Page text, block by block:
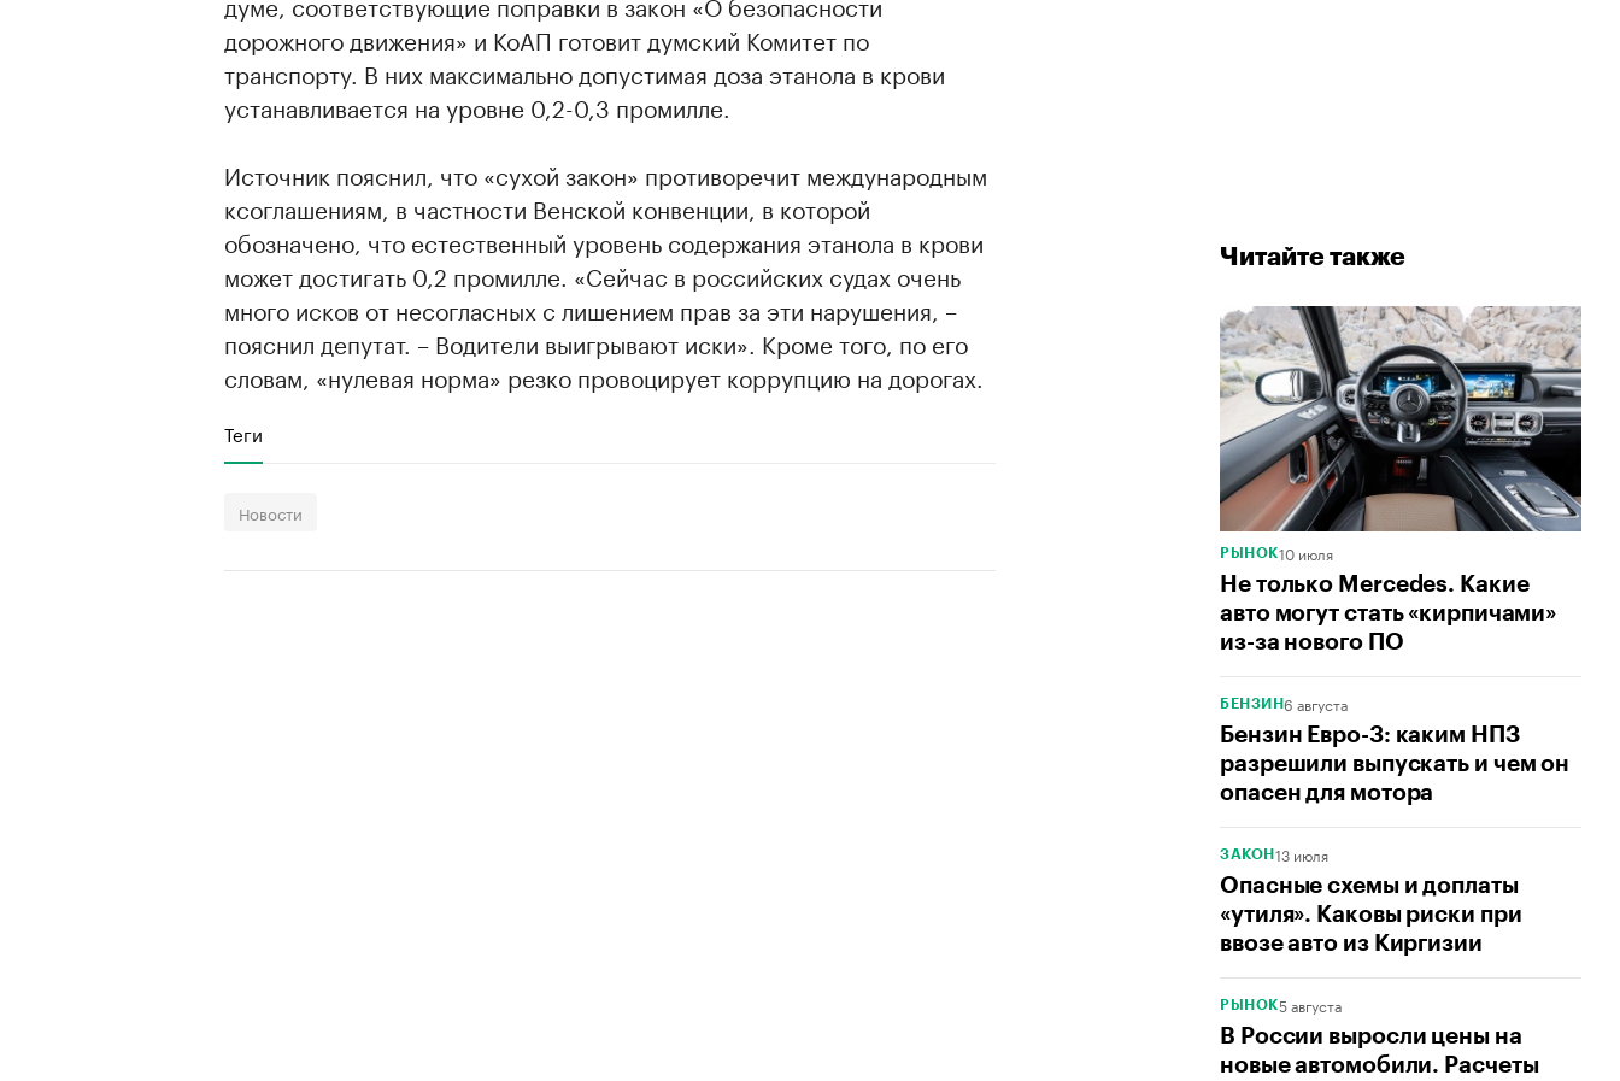
Читайте также
РЫНОК10 июля
Не только Mercedes. Какие
авто могут стать «кирпичами»
из-за нового ПО
БЕНЗИН6 августа
Бензин Евро-3: каким НПЗ
разрешили выпускать и чем он
опасен для мотора
ЗАКОН 13 июля
Опасные схемы и доплаты
«утиля». Каковы риски при
ввозе авто из Киргизии
РЫНОК5 августа
В России выросли цены на
новые автомобили. Расчеты
дорожного движения» и КоАП готовит думский Комитет по
транспорту. В них максимально допустимая доза этанола в крови
устанавливается на уровне 0,2-0,3 промилле.
Источник пояснил, что «сухой закон» противоречит международным
ксоглашениям, в частности Венской конвенции, в которой
обозначено, что естественный уровень содержания этанола в крови
может достигать 0,2 промилле. «Сейчас в российских судах очень
много исков от несогласных с лишением прав за эти нарушения, –
пояснил депутат. – Водители выигрывают иски». Кроме того, по его
словам, «нулевая норма» резко провоцирует коррупцию на дорогах.
Теги
Новости